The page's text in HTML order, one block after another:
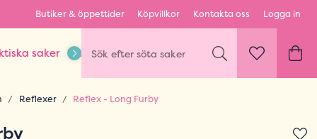
Butiker & öppettider Köpvillkor Kontakta oss Logga in
saker Kläder & Outfits Karaktärer & fandom
Reflexer Reflex - Long Furby